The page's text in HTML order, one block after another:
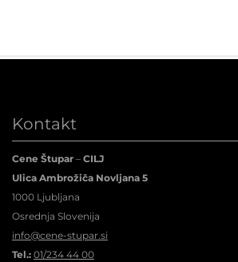
Kontakt
Cene Štupar – CILJ
Ulica Ambrožiča Novljana 5
1000 Ljubljana
Osrednja Slovenija
info@cene-stupar.si
Tel.: 01/234 44 00